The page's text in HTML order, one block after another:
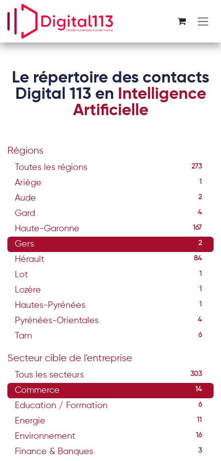
Se rendre au contenu
Le répertoire des contacts
Digital 113 en Intelligence
Artificielle
Régions
Toutes les régions 273
Ariège 1
Aude 2
Gard 4
Haute-Garonne 167
Gers 2
Hérault 84
Lot 1
Lozère 1
Hautes-Pyrénées 1
Pyrénées-Orientales 4
Tarn 6
Secteur cible de l'entreprise
Tous les secteurs 303
Commerce 14
Education / Formation 6
Energie 11
Environnement 16
Finance & Banques 3